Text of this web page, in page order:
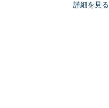
詳細を見る